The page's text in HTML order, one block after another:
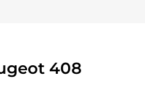
408